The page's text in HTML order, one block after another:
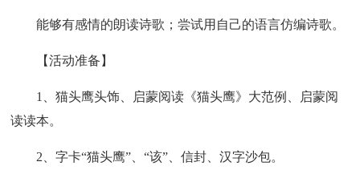
能够有感情的朗读诗歌；尝试用自己的语言仿编诗歌。
【活动准备】
1、猫头鹰头饰、启蒙阅读《猫头鹰》大范例、启蒙阅
读读本。
2、字卡“猫头鹰”、“该”、信封、汉字沙包。